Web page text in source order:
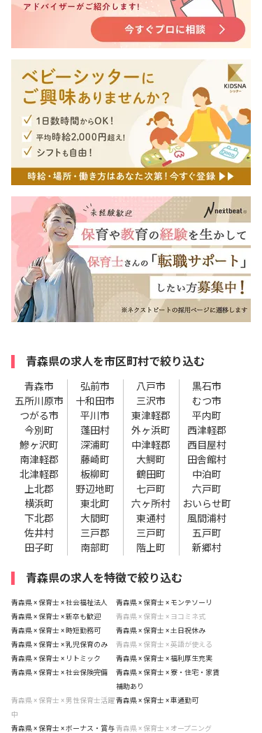
青森県の求人を市区町村で絞り込む
青森市 弘前市 八戸市
黒石市
五所川原市
十和田市 三沢市
むつ市
つがる市
平川市 東津軽郡
平内町
今別町
蓬田村 外ヶ浜町
西津軽郡
鰺ヶ沢町
深浦町 中津軽郡
西目屋村
南津軽郡
藤崎町 大鰐町
田舎館村
北津軽郡
板柳町 鶴田町
中泊町
上北郡
野辺地町 七戸町
六戸町
横浜町
東北町 六ヶ所村
おいらせ町
下北郡
大間町 東通村
風間浦村
佐井村
三戸郡 三戸町
五戸町
田子町
南部町 階上町 新郷村
青森県の求人を特徴で絞り込む
青森県 × 保育士 × 社会福祉法人
青森県 × 保育士 × モンテソーリ
青森県 × 保育士 × 新卒も歓迎
青森県 × 保育士 × ヨコミネ式
青森県 × 保育士 × 時短勤務可
青森県 × 保育士 × 土日祝休み
青森県 × 保育士 × 乳児保育のみ
青森県 × 保育士 × 英語が使える
青森県 × 保育士 × リトミック
青森県 × 保育士 × 福利厚生充実
青森県 × 保育士 × 社会保険完備
青森県 × 保育士 × 寮・住宅・家賃
補助あり
青森県 × 保育士 × 男性保育士活躍
中
青森県 × 保育士 × 車通勤可
青森県 × 保育士 × ボーナス・賞与青森県 × 保育士 × オープニング